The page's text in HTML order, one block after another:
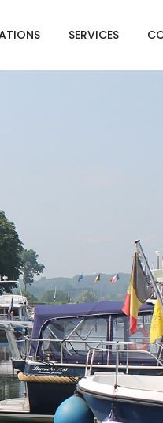
SERVICES